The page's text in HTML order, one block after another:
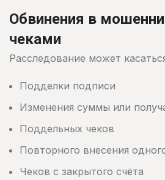
Обвинения в
чеками
Расследование может
Подделки подписи
Изменения суммы или
Поддельных чеков
Повторного внесения
Чеков с закрытого счёта